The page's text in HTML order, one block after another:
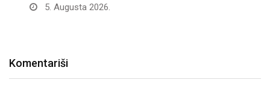
5. Augusta 2026.
Komentariši